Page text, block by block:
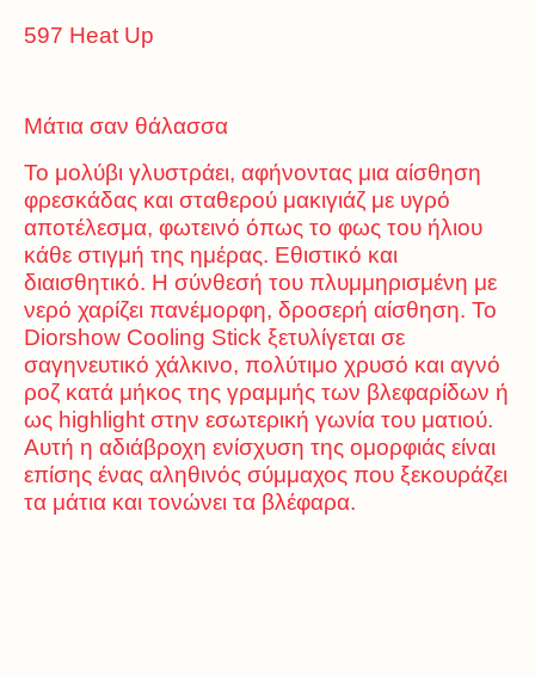
597 Heat Up
Μάτια σαν θάλασσα
Το μολύβι γλυστράει, αφήνοντας μια αίσθηση
φρεσκάδας και σταθερού μακιγιάζ με υγρό
αποτέλεσμα, φωτεινό όπως το φως του ήλιου
κάθε στιγμή της ημέρας. Εθιστικό και
διαισθητικό. Η σύνθεσή του πλυμμηρισμένη με
νερό χαρίζει πανέμορφη, δροσερή αίσθηση. Το
Diorshow Cooling Stick ξετυλίγεται σε
σαγηνευτικό χάλκινο, πολύτιμο χρυσό και αγνό
ροζ κατά μήκος της γραμμής των βλεφαρίδων ή
ως highlight στην εσωτερική γωνία του ματιού.
Αυτή η αδιάβροχη ενίσχυση της ομορφιάς είναι
επίσης ένας αληθινός σύμμαχος που ξεκουράζει
τα μάτια και τονώνει τα βλέφαρα.